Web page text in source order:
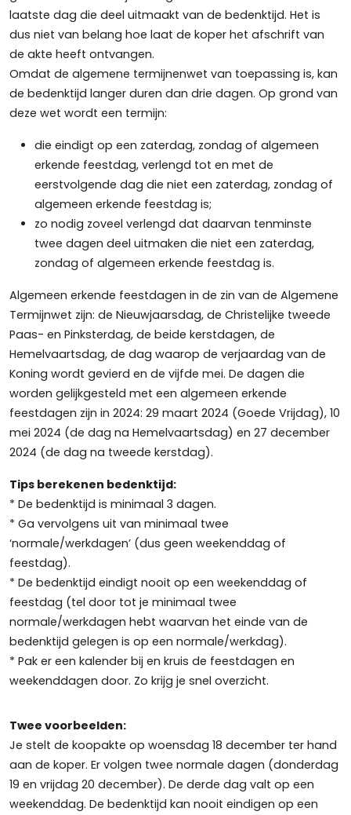
laatste dag die deel uitmaakt van de bedenktijd. Het is
dus niet van belang hoe laat de koper het afschrift van
de akte heeft ontvangen.
Omdat de algemene termijnenwet van toepassing is, kan
de bedenktijd langer duren dan drie dagen. Op grond van
deze wet wordt een termijn:
die eindigt op een zaterdag, zondag of algemeen
erkende feestdag, verlengd tot en met de
eerstvolgende dag die niet een zaterdag, zondag of
algemeen erkende feestdag is;
zo nodig zoveel verlengd dat daarvan tenminste
twee dagen deel uitmaken die niet een zaterdag,
zondag of algemeen erkende feestdag is.
Algemeen erkende feestdagen in de zin van de Algemene
Termijnwet zijn: de Nieuwjaarsdag, de Christelijke tweede
Paas- en Pinksterdag, de beide kerstdagen, de
Hemelvaartsdag, de dag waarop de verjaardag van de
Koning wordt gevierd en de vijfde mei. De dagen die
worden gelijkgesteld met een algemeen erkende
feestdagen zijn in 2024: 29 maart 2024 (Goede Vrijdag), 10
mei 2024 (de dag na Hemelvaartsdag) en 27 december
2024 (de dag na tweede kerstdag).
Tips berekenen bedenktijd:
* De bedenktijd is minimaal 3 dagen.
* Ga vervolgens uit van minimaal twee
‘normale/werkdagen’ (dus geen weekenddag of
feestdag).
* De bedenktijd eindigt nooit op een weekenddag of
feestdag (tel door tot je minimaal twee
normale/werkdagen hebt waarvan het einde van de
bedenktijd gelegen is op een normale/werkdag).
* Pak er een kalender bij en kruis de feestdagen en
weekenddagen door. Zo krijg je snel overzicht.
Twee voorbeelden:
Je stelt de koopakte op woensdag 18 december ter hand
aan de koper. Er volgen twee normale dagen (donderdag
19 en vrijdag 20 december). De derde dag valt op een
weekenddag. De bedenktijd kan nooit eindigen op een